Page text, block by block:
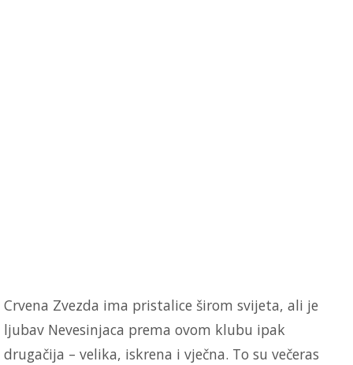
Crvena Zvezda ima pristalice širom svijeta, ali je
ljubav Nevesinjaca prema ovom klubu ipak
drugačija – velika, iskrena i vječna. To su večeras